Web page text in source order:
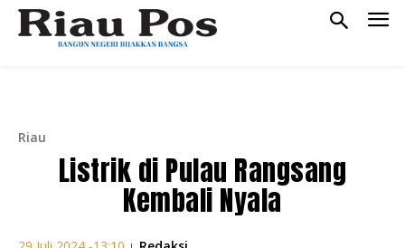
Riau
Listrik di Pulau Rangsang
Kembali Nyala